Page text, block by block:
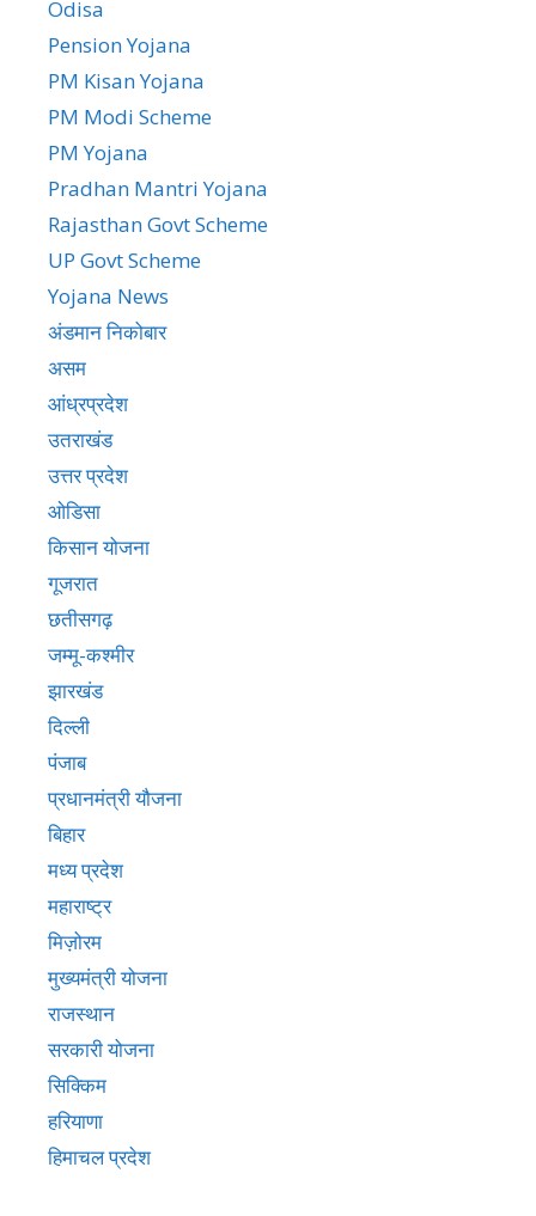
Pradhan Mantri Yojana
Rajasthan Govt Scheme
UP Govt Scheme
Yojana News
अंडमान निकोबार
असम
आंध्रप्रदेश
उतराखंड
उत्तर प्रदेश
ओडिसा
किसान योजना
गूजरात
छतीसगढ़
जम्मू-कश्मीर
झारखंड
दिल्ली
पंजाब
प्रधानमंत्री यौजना
बिहार
मध्य प्रदेश
महाराष्ट्र
मिज़ोरम
मुख्‍यमंत्री योजना
राजस्थान
सरकारी योजना
सिक्किम
हरियाणा
हिमाचल प्रदेश
Pages